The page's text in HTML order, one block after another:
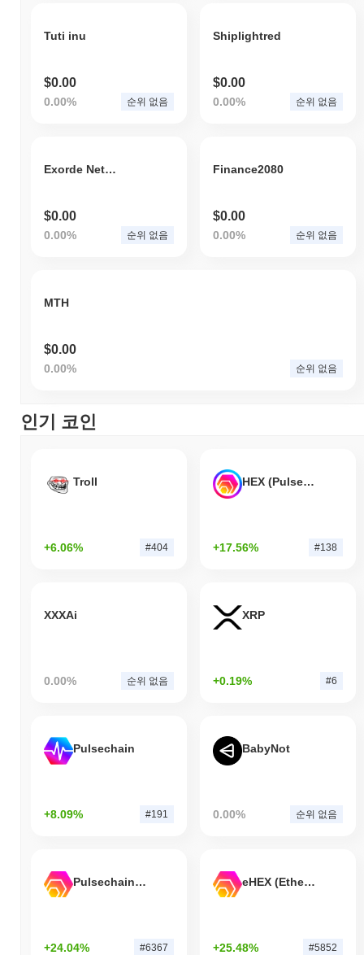
Tuti inu
$0.00
0.00% 순위 없음
Shiplightred
$0.00
0.00% 순위 없음
Exorde Network Token
$0.00
0.00% 순위 없음
Finance2080
$0.00
0.00% 순위 없음
MTH
$0.00
0.00% 순위 없음
인기 코인
Troll
+6.06% #404
HEX (Pulsechain)
+17.56% #138
XXXAi
0.00% 순위 없음
XRP
+0.19% #6
Pulsechain
+8.09% #191
BabyNot
0.00% 순위 없음
Pulsechain Bridged HEX (Pulsechain)
+24.04% #6367
eHEX (Ethereum)
+25.48% #5852